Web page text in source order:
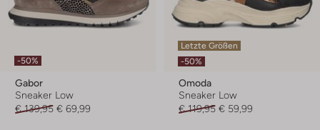
-50%
Gabor
Sneaker Low
€ 139,95 € 69,99
Letzte Größen
-50%
Omoda
Sneaker Low
€ 119,95 € 59,99